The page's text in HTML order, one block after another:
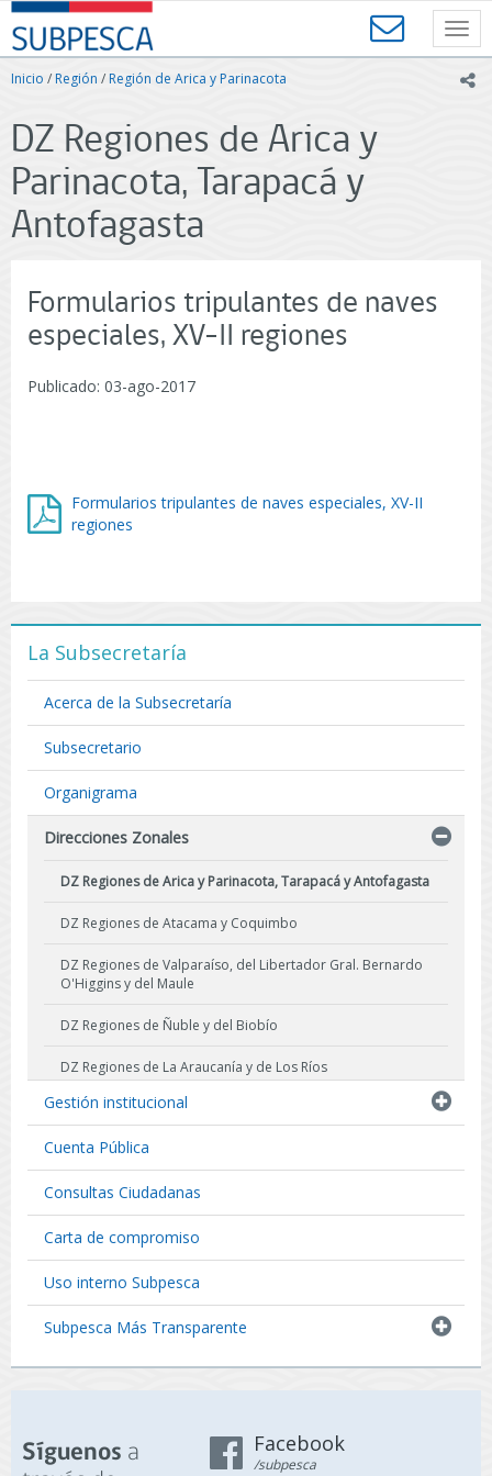
Contenido
principal
SUBPESCA
-
Subsecretaría
y
Acuicultura
-
de
Inicio /Región /Región de Arica y Parinacota
DZ Regiones de Arica y
Parinacota, Tarapacá y
Antofagasta
Formularios tripulantes de naves
especiales, XV-II regiones
Publicado: 03-ago-2017
Formularios tripulantes de naves especiales, XV-II
regiones
La Subsecretaría
Acerca de la Subsecretaría
Subsecretario
Organigrama
Direcciones Zonales
DZ Regiones de Arica y Parinacota, Tarapacá y Antofagasta
DZ Regiones de Atacama y Coquimbo
DZ Regiones de Valparaíso, del Libertador Gral. Bernardo
O'Higgins y del Maule
DZ Regiones de Ñuble y del Biobío
DZ Regiones de La Araucanía y de Los Ríos
DZ Región de Los Lagos
DZ Región de Aysén del General Carlos Ibañez del Campo
DZ Región de Magallanes y La Antártica Chilena
Gestión institucional
Cuenta Pública
Consultas Ciudadanas
Carta de compromiso
Uso interno Subpesca
Subpesca Más Transparente
Síguenos a
Facebook
/subpesca